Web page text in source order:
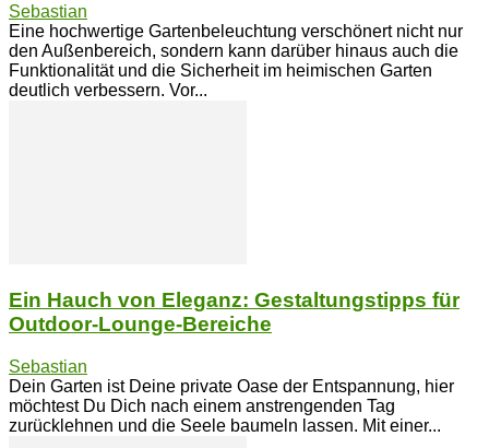
Sebastian
Eine hochwertige Gartenbeleuchtung verschönert nicht nur
den Außenbereich, sondern kann darüber hinaus auch die
Funktionalität und die Sicherheit im heimischen Garten
deutlich verbessern. Vor...
Ein Hauch von Eleganz: Gestaltungstipps für
Outdoor-Lounge-Bereiche
Sebastian
Dein Garten ist Deine private Oase der Entspannung, hier
möchtest Du Dich nach einem anstrengenden Tag
zurücklehnen und die Seele baumeln lassen. Mit einer...